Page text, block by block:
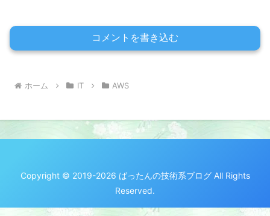
コメントを書き込む
ホーム IT AWS
Copyright © 2019-2026 ばったんの技術系ブログ All Rights
Reserved.